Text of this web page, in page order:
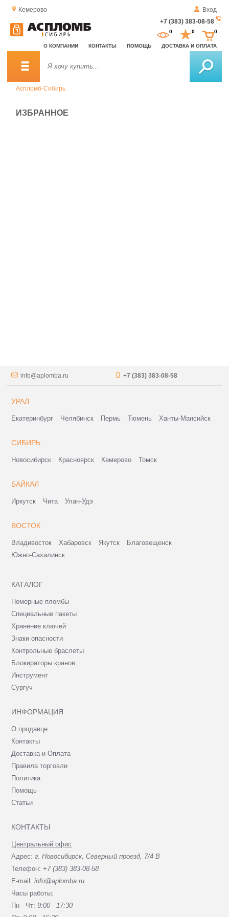
Кемерово
Вход
+7 (383) 383-08-58
О КОМПАНИИ КОНТАКТЫ ПОМОЩЬ ДОСТАВКА И ОПЛАТА
0 0 0
Аспломб-Сибирь
ИЗБРАННОЕ
info@aplomba.ru +7 (383) 383-08-58
УРАЛ
Екатеринбург Челябинск Пермь Тюмень Ханты-Мансийск
СИБИРЬ
Новосибирск Красноярск Кемерово Томск
БАЙКАЛ
Иркутск Чита Улан-Удэ
ВОСТОК
Владивосток Хабаровск Якутск
Благовещенск
Южно-Сахалинск
КАТАЛОГ
Номерные пломбы
Специальные пакеты
Хранение ключей
Знаки опасности
Контрольные браслеты
Блокираторы кранов
Инструмент
Сургуч
ИНФОРМАЦИЯ
О продавце
Контакты
Доставка и Оплата
Правила торговли
Политика
Помощь
Статьи
КОНТАКТЫ
Центральный офис
Адрес:г. Новосибирск, Северный проезд, 7/4 В
Телефон: +7 (383) 383-08-58
E-mail:info@aplomba.ru
Часы работы:
Пн - Чт:9:00 - 17:30